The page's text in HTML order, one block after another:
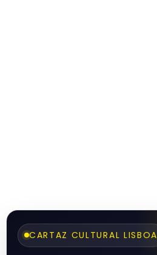
CARTAZ CULTURAL LISBOA